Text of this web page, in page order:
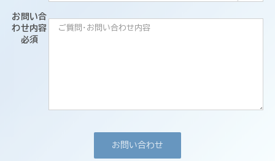
お問い合
わせ内容
必須